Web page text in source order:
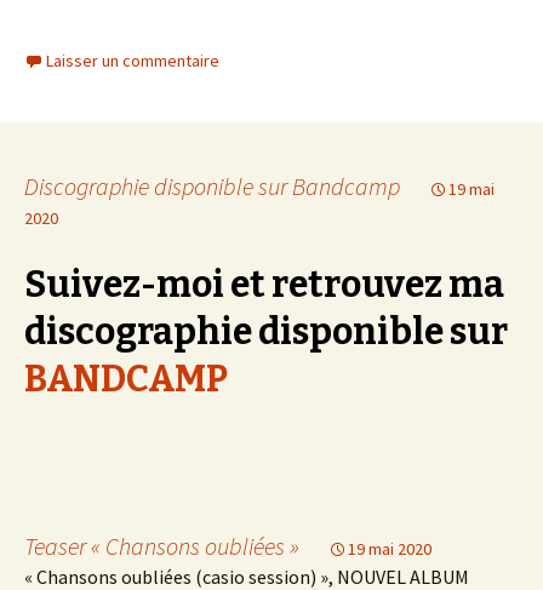
Laisser un commentaire
Discographie disponible sur Bandcamp
19 mai
2020
Suivez-moi et retrouvez ma
discographie disponible sur
BANDCAMP
Teaser « Chansons oubliées » 19 mai 2020
« Chansons oubliées (casio session) », NOUVEL ALBUM